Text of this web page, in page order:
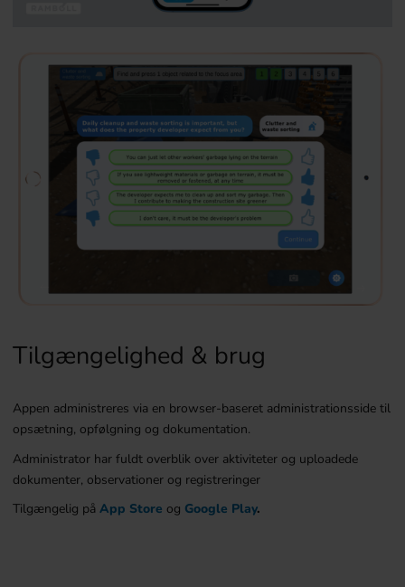
Tilgængelighed & brug
Appen administreres via en browser-baseret administrationsside til
opsætning, opfølgning og dokumentation.
Administrator har fuldt overblik over aktiviteter og uploadede
dokumenter, observationer og registreringer
Tilgængelig påApp Store og Google Play.